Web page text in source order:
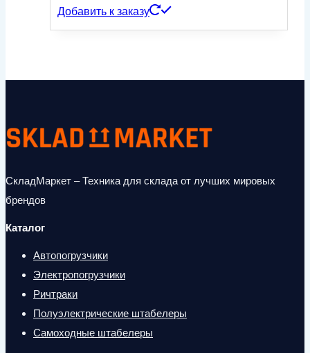
Добавить к заказу
СкладМаркет – Техника для склада от лучших мировых
брендов
Каталог
Автопогрузчики
Электропогрузчики
Ричтраки
Полуэлектрические штабелеры
Самоходные штабелеры